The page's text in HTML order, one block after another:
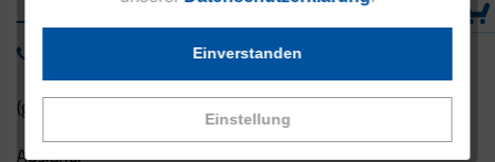
Einstellung
Einverstanden
(gebührenfrei aus Deutschland)
Ausland: